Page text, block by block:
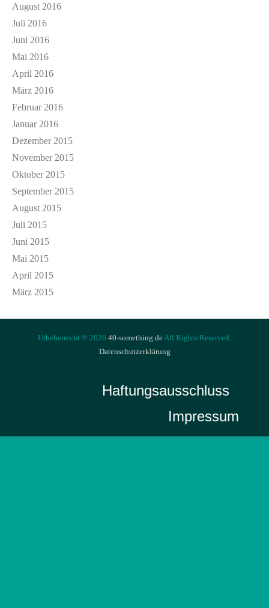
August 2016
Juli 2016
Juni 2016
Mai 2016
April 2016
März 2016
Februar 2016
Januar 2016
Dezember 2015
November 2015
Oktober 2015
September 2015
August 2015
Juli 2015
Juni 2015
Mai 2015
April 2015
März 2015
Urheberrecht © 2026 40-something.de All Rights Reserved.
Datenschutzerklärung
Haftungsausschluss
Impressum